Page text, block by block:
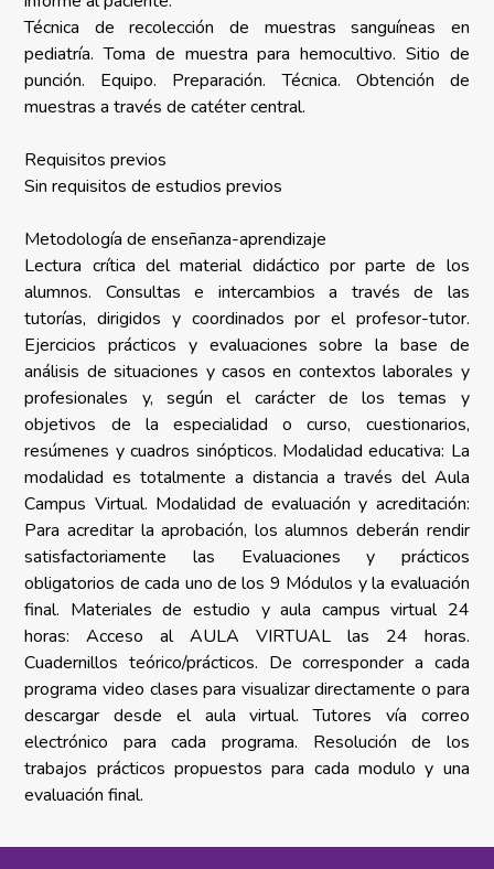
Técnica de recolección de muestras sanguíneas en
pediatría. Toma de muestra para hemocultivo. Sitio de
punción. Equipo. Preparación. Técnica. Obtención de
muestras a través de catéter central.
Requisitos previos
Sin requisitos de estudios previos
Metodología de enseñanza-aprendizaje
Lectura crítica del material didáctico por parte de los
alumnos. Consultas e intercambios a través de las
tutorías, dirigidos y coordinados por el profesor-tutor.
Ejercicios prácticos y evaluaciones sobre la base de
análisis de situaciones y casos en contextos laborales y
profesionales y, según el carácter de los temas y
objetivos de la especialidad o curso, cuestionarios,
resúmenes y cuadros sinópticos. Modalidad educativa: La
modalidad es totalmente a distancia a través del Aula
Campus Virtual. Modalidad de evaluación y acreditación:
Para acreditar la aprobación, los alumnos deberán rendir
satisfactoriamente las Evaluaciones y prácticos
obligatorios de cada uno de los 9 Módulos y la evaluación
final. Materiales de estudio y aula campus virtual 24
horas:Acceso al AULA VIRTUAL las 24 horas.
Cuadernillos teórico/prácticos. De corresponder a cada
programa video clases para visualizar directamente o para
descargar desde el aula virtual. Tutores vía correo
electrónico para cada programa. Resolución de los
trabajos prácticos propuestos para cada modulo y una
evaluación final.